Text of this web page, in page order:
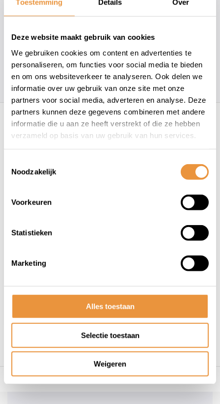
Toestemming Details Over
Deze website maakt gebruik van cookies
We gebruiken cookies om content en advertenties te
personaliseren, om functies voor social media te bieden
en om ons websiteverkeer te analyseren. Ook delen we
informatie over uw gebruik van onze site met onze
partners voor social media, adverteren en analyse. Deze
partners kunnen deze gegevens combineren met andere
informatie die u aan ze heeft verstrekt of die ze hebben
verzameld op basis van uw gebruik van hun services.
Noodzakelijk
Voorkeuren
Statistieken
Marketing
Alles toestaan
Selectie toestaan
Weigeren
157 klanten geven een 4.7/5 op
Recent bekeken
voor uw tweewieler Snelle levering Niet goed = geld